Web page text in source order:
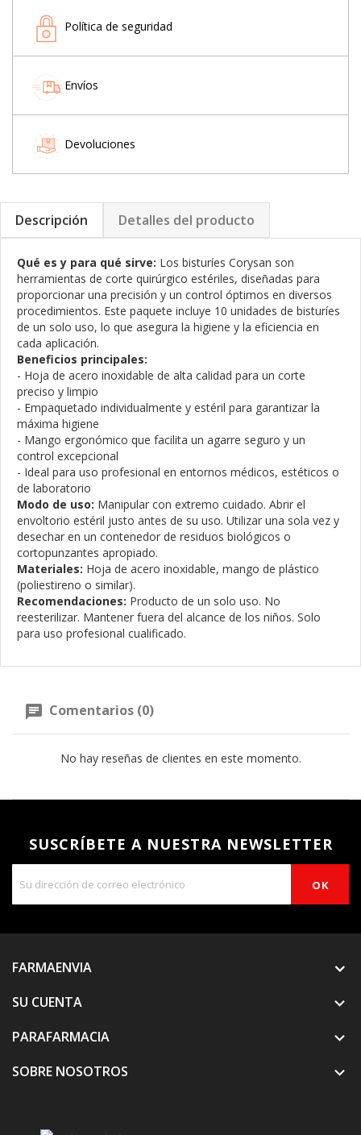
Política de seguridad
Envíos
Devoluciones
Descripción Detalles del producto
Qué es y para qué sirve: Los bisturíes Corysan son
herramientas de corte quirúrgico estériles, diseñadas para
proporcionar una precisión y un control óptimos en diversos
procedimientos. Este paquete incluye 10 unidades de bisturíes
de un solo uso, lo que asegura la higiene y la eficiencia en
cada aplicación.
Beneficios principales:
- Hoja de acero inoxidable de alta calidad para un corte
preciso y limpio
- Empaquetado individualmente y estéril para garantizar la
máxima higiene
- Mango ergonómico que facilita un agarre seguro y un
control excepcional
- Ideal para uso profesional en entornos médicos, estéticos o
de laboratorio
Modo de uso: Manipular con extremo cuidado. Abrir el
envoltorio estéril justo antes de su uso. Utilizar una sola vez y
desechar en un contenedor de residuos biológicos o
cortopunzantes apropiado.
Materiales: Hoja de acero inoxidable, mango de plástico
(poliestireno o similar).
Recomendaciones: Producto de un solo uso. No
reesterilizar. Mantener fuera del alcance de los niños. Solo
para uso profesional cualificado.
Comentarios (0)
No hay reseñas de clientes en este momento.
SUSCRÍBETE A NUESTRA NEWSLETTER
FARMAENVIA
SU CUENTA

PARAFARMACIA 
SOBRE NOSOTROS 